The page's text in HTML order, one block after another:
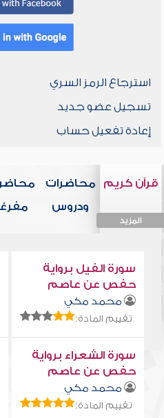
استرجاع الرمز السري
تسجيل عضو جديد
إعادة تفعيل حساب
قرآن كريم
المزيد
محاضرات
ودروس
سورة الفيل برواية
حفص عن عاصم
محمد مكي
تقييم المادة:
سورة الشعراء برواية
حفص عن عاصم
محمد مكي
تقييم المادة: